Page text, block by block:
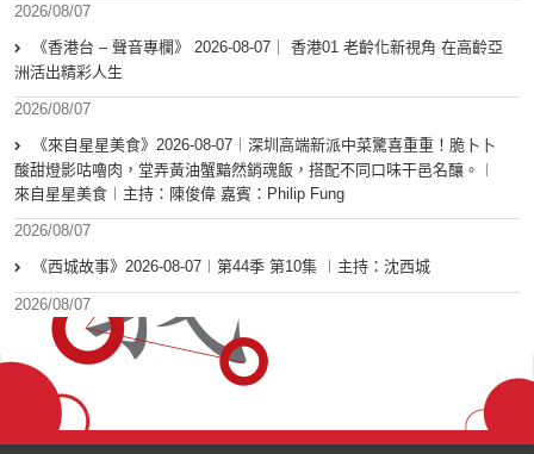
2026/08/07
《香港台 – 聲音專欄》 2026-08-07｜ 香港01 老齡化新視角 在高齡亞
洲活出精彩人生
2026/08/07
《來自星星美食》2026-08-07︱深圳高端新派中菜驚喜重重！脆卜卜
酸甜燈影咕嚕肉，堂弄黃油蟹黯然銷魂飯，搭配不同口味干邑名釀。︱
來自星星美食︱主持：陳俊偉 嘉賓：Philip Fung
2026/08/07
《西城故事》2026-08-07︱第44季 第10集 ︱主持：沈西城
2026/08/07